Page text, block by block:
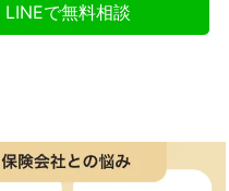
LINEで無料相談